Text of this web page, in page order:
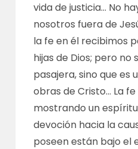
vida de justicia… No
nosotros fuera de
la fe en él recibimos
hijas de Dios; pero no
pasajera, sino que es
obras de Cristo… La
mostrando un
devoción hacia la
poseen están bajo el